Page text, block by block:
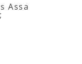
Assa